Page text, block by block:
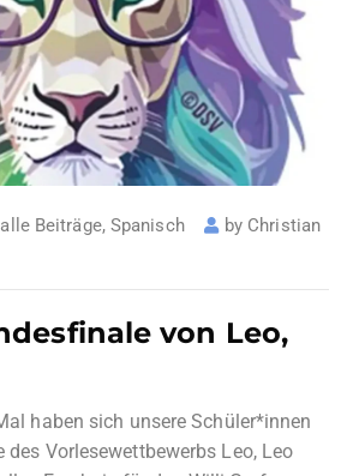
alle Beiträge, Spanisch by Christian
von Leo,
haben sich unsere Schüler*innen
Vorlesewettbewerbs Leo, Leo